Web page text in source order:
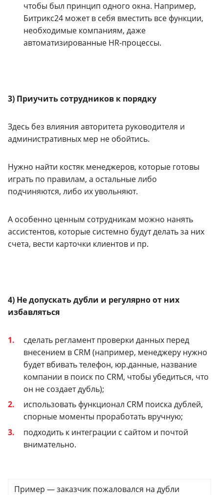
чтобы был принцип одного окна. Например,
Битрикс24 может в себя вместить все функции,
необходимые компаниям, даже
автоматизированные HR-процессы.
3) Приучить сотрудников к порядку
Здесь без влияния авторитета руководителя и
административных мер не обойтись.
Нужно найти костяк менеджеров, которые готовы
играть по правилам, а остальные либо
подчиняются, либо их увольняют.
А особенно ценным сотрудникам можно нанять
ассистентов, которые системно будут делать за них
счета, вести карточки клиентов и пр.
4) Не допускать дубли и регулярно от них
избавляться
сделать регламент проверки данных перед
внесением в CRM (например, менеджеру нужно
будет вбивать телефон, юр.данные, название
компании в поиск по CRM, чтобы убедиться, что
он не создает дубль);
использовать функционал CRM поиска дублей,
спорные моменты проработать вручную;
подходить к интеграции с сайтом и почтой
внимательно.
Пример — заказчик пожаловался на дубли